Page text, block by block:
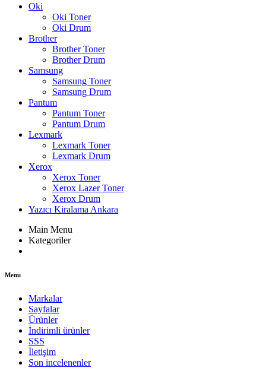
Oki
Oki Toner
Oki Drum
Brother
Brother Toner
Brother Drum
Samsung
Samsung Toner
Samsung Drum
Pantum
Pantum Toner
Pantum Drum
Lexmark
Lexmark Toner
Lexmark Drum
Xerox
Xerox Toner
Xerox Lazer Toner
Xerox Drum
Yazıcı Kiralama Ankara
Main Menu
Kategoriler
Menu
Markalar
Sayfalar
Ürünler
İndirimli ürünler
SSS
İletişim
Son incelenenler